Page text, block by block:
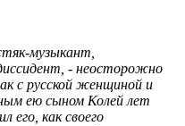
музыкант,
- неосторожно
с русской женщиной и
ею сыном Колей лет
его, как своего